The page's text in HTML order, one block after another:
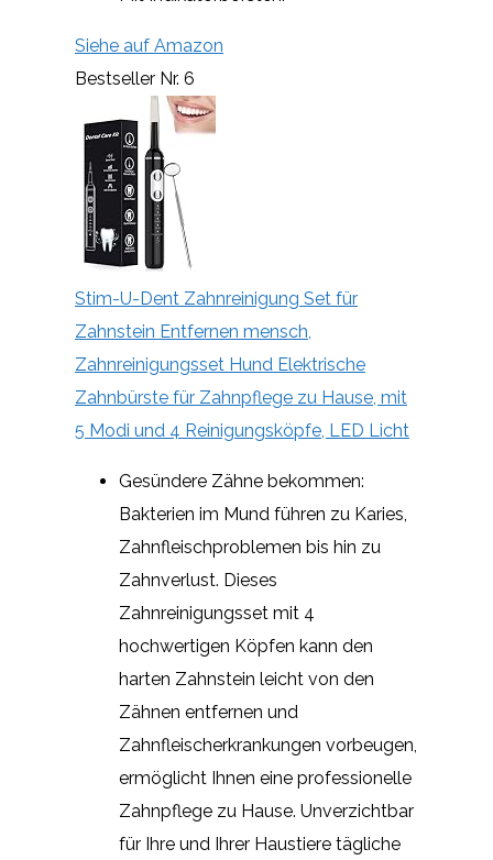
Siehe auf Amazon
Bestseller Nr. 6
Stim-U-Dent Zahnreinigung Set für
Zahnstein Entfernen mensch,
Zahnreinigungsset Hund Elektrische
Zahnbürste für Zahnpflege zu Hause, mit
5 Modi und 4 Reinigungsköpfe, LED Licht
Gesündere Zähne bekommen:
Bakterien im Mund führen zu Karies,
Zahnfleischproblemen bis hin zu
Zahnverlust. Dieses
Zahnreinigungsset mit 4
hochwertigen Köpfen kann den
harten Zahnstein leicht von den
Zähnen entfernen und
Zahnfleischerkrankungen vorbeugen,
ermöglicht Ihnen eine professionelle
Zahnpflege zu Hause. Unverzichtbar
für Ihre und Ihrer Haustiere tägliche